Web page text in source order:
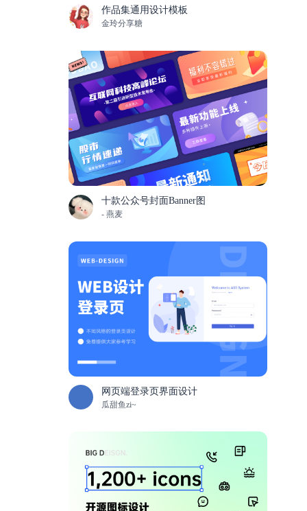
作品集通用设计模板
金玲分享糖
十款公众号封面Banner图
- 燕麦
网页端登录页界面设计
瓜甜鱼zi~